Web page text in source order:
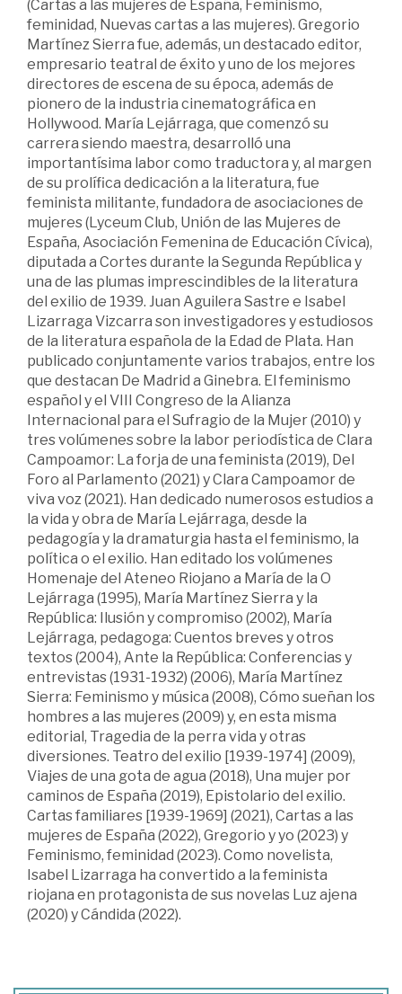
(Cartas a las mujeres de España, Feminismo,
feminidad, Nuevas cartas a las mujeres). Gregorio
Martínez Sierra fue, además, un destacado editor,
empresario teatral de éxito y uno de los mejores
directores de escena de su época, además de
pionero de la industria cinematográfica en
Hollywood. María Lejárraga, que comenzó su
carrera siendo maestra, desarrolló una
importantísima labor como traductora y, al margen
de su prolífica dedicación a la literatura, fue
feminista militante, fundadora de asociaciones de
mujeres (Lyceum Club, Unión de las Mujeres de
España, Asociación Femenina de Educación Cívica),
diputada a Cortes durante la Segunda República y
una de las plumas imprescindibles de la literatura
del exilio de 1939. Juan Aguilera Sastre e Isabel
Lizarraga Vizcarra son investigadores y estudiosos
de la literatura española de la Edad de Plata. Han
publicado conjuntamente varios trabajos, entre los
que destacan De Madrid a Ginebra. El feminismo
español y el VIII Congreso de la Alianza
Internacional para el Sufragio de la Mujer (2010) y
tres volúmenes sobre la labor periodística de Clara
Campoamor: La forja de una feminista (2019), Del
Foro al Parlamento (2021) y Clara Campoamor de
viva voz (2021). Han dedicado numerosos estudios a
la vida y obra de María Lejárraga, desde la
pedagogía y la dramaturgia hasta el feminismo, la
política o el exilio. Han editado los volúmenes
Homenaje del Ateneo Riojano a María de la O
Lejárraga (1995), María Martínez Sierra y la
República: Ilusión y compromiso (2002), María
Lejárraga, pedagoga: Cuentos breves y otros
textos (2004), Ante la República: Conferencias y
entrevistas (1931-1932) (2006), María Martínez
Sierra: Feminismo y música (2008), Cómo sueñan los
hombres a las mujeres (2009) y, en esta misma
editorial, Tragedia de la perra vida y otras
diversiones. Teatro del exilio [1939-1974] (2009),
Viajes de una gota de agua (2018), Una mujer por
caminos de España (2019), Epistolario del exilio.
Cartas familiares [1939-1969] (2021), Cartas a las
mujeres de España (2022), Gregorio y yo (2023) y
Feminismo, feminidad (2023). Como novelista,
Isabel Lizarraga ha convertido a la feminista
riojana en protagonista de sus novelas Luz ajena
(2020) y Cándida (2022).